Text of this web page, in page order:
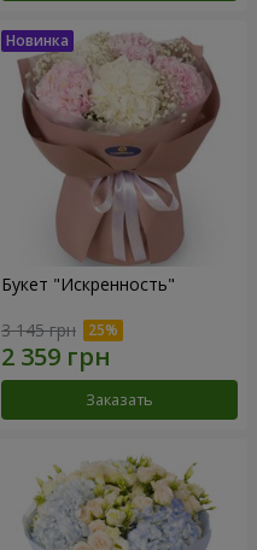
Букет "Искренность"
3 145 грн
Заказать